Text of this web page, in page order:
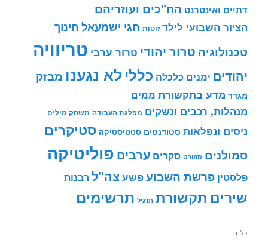
דתיים ואינטרנט הח"כים ועוזריהם
הציור השבועי לילד זוטות חגי ישמעאל חינוך
טכנולוגיה טרור יהודי טרור ערבי טריוויה
יהודים ימנים כלכלה כללי לא נגענו מבזק
מגדר מדע בתקשורת ממים
מנהלות, רכבים ונשקים מפלגת העבודה משחק מילים
ניסים ונפלאות סטודנטים סטטיסטיקה סטיקרים
סמולנים ספורט סקרים ערבים פוליטיקה
פלסטין פרשת השבועפשעצה"ל רבנות
שירים תקשורת תרגיל תרשימים
כלים